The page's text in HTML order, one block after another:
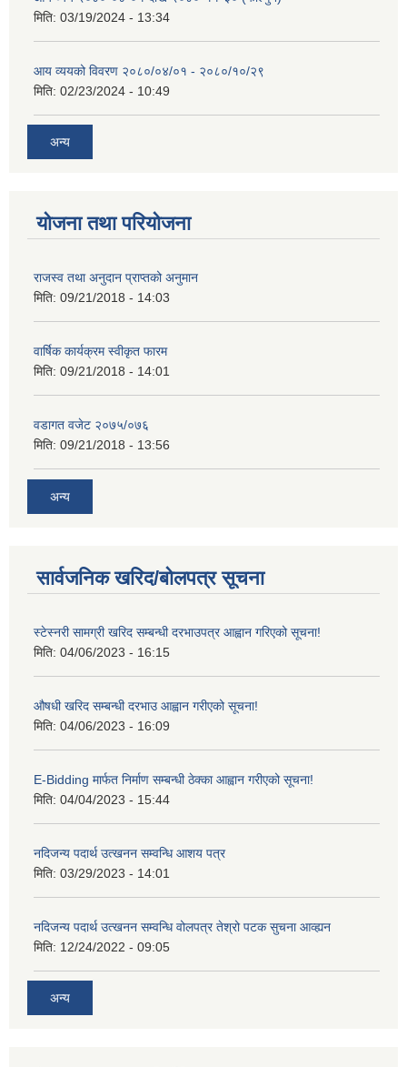
मिति: 03/19/2024 - 13:34
आय व्ययको विवरण २०८०/०४/०१ - २०८०/१०/२९
मिति: 02/23/2024 - 10:49
अन्य
योजना तथा परियोजना
राजस्व तथा अनुदान प्राप्तको अनुमान
मिति: 09/21/2018 - 14:03
वार्षिक कार्यक्रम स्वीकृत फारम
मिति: 09/21/2018 - 14:01
वडागत वजेट २०७५/०७६
मिति: 09/21/2018 - 13:56
अन्य
सार्वजनिक खरिद/बोलपत्र सूचना
स्टेस्नरी सामग्री खरिद सम्बन्धी दरभाउपत्र आह्वान गरिएको सूचना!
मिति: 04/06/2023 - 16:15
औषधी खरिद सम्बन्धी दरभाउ आह्वान गरीएको सूचना!
मिति: 04/06/2023 - 16:09
E-Bidding मार्फत निर्माण सम्बन्धी ठेक्का आह्वान गरीएको सूचना!
मिति: 04/04/2023 - 15:44
नदिजन्य पदार्थ उत्खनन सम्वन्धि आशय पत्र
मिति: 03/29/2023 - 14:01
नदिजन्य पदार्थ उत्खनन सम्वन्धि वोलपत्र तेश्रो पटक सुचना आव्ह्यन
मिति: 12/24/2022 - 09:05
अन्य